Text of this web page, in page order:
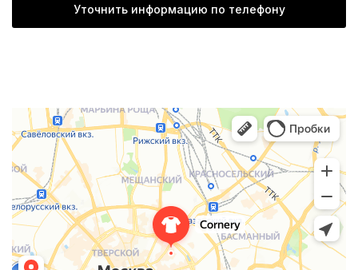
Уточнить информацию по телефону